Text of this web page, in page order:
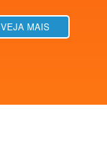
VEJA MAIS